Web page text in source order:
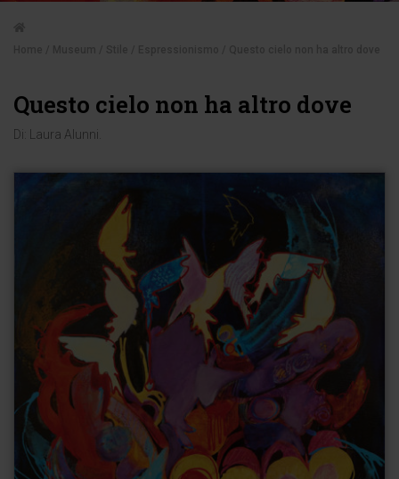
Questo cielo non ha altro dove
Di: Laura Alunni